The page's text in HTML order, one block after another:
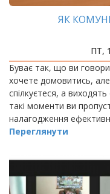
ЯК
ПТ,
Буває так, що ви
хочете домовитись,
спілкуєтеся, а
такі моменти ви
налагодження
Переглянути